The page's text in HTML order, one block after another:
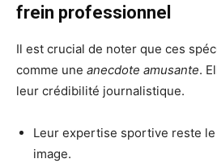
frein professionnel
Il est crucial de noter que ces
comme une anecdote amusante.
leur crédibilité journalistique.
Leur expertise sportive reste
image.